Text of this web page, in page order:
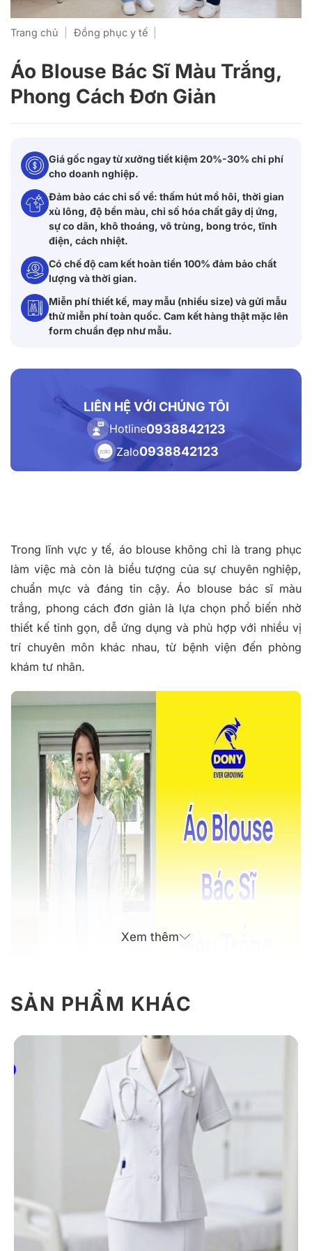
Trang chủ Đồng phục y tế
Áo Blouse Bác Sĩ Màu Trắng,
Phong Cách Đơn Giản
Giá gốc ngay từ xưởng tiết kiệm 20%-30% chi phí
cho doanh nghiệp.
Đảm bảo các chỉ số về: thấm hút mồ hôi, thời gian
xù lông, độ bền màu, chỉ số hóa chất gây dị ứng,
sự co dãn, khô thoáng, vô trùng, bong tróc, tĩnh
điện, cách nhiệt.
Có chế độ cam kết hoàn tiền 100% đảm bảo chất
lượng và thời gian.
Miễn phí thiết kế, may mẫu (nhiều size) và gửi mẫu
thử miễn phí toàn quốc. Cam kết hàng thật mặc lên
form chuẩn đẹp như mẫu.
LIÊN HỆ VỚI CHÚNG TÔI
Hotline0938842123
Zalo0938842123
Trong lĩnh vực y tế, áo blouse không chỉ là trang phục
làm việc mà còn là biểu tượng của sự chuyên nghiệp,
chuẩn mực và đáng tin cậy. Áo blouse bác sĩ màu
trắng, phong cách đơn giản là lựa chọn phổ biến nhờ
thiết kế tinh gọn, dễ ứng dụng và phù hợp với nhiều vị
trí chuyên môn khác nhau, từ bệnh viện đến phòng
khám tư nhân.
Mẫu áo blouse bác sĩ màu trắng đơn giản
Giới thiệu thông tin sản phẩm áo
blouse bác sĩ màu trắng
Áo blouse bác sĩ màu trắng được thiết kế theo phong
cách tối giản, tập trung vào tính tiện dụng và sự thoải
Xem thêm
SẢN PHẨM KHÁC